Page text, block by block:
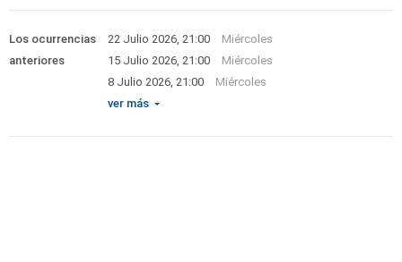
Los ocurrencias
anteriores
22 Julio 2026, 21:00
Miércoles
15 Julio 2026, 21:00
Miércoles
8 Julio 2026, 21:00
Miércoles
ver más